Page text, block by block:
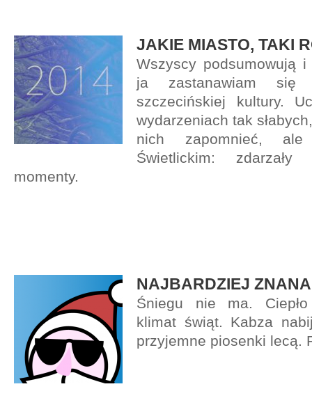
JAKIE MIASTO, TAKI
Wszyscy podsumowują
ja zastanawiam się
szczecińskiej kultury.
wydarzeniach tak
nich zapomnieć,
Świetlickim:
momenty.
NAJBARDZIEJ
Śniegu nie ma.
klimat świąt. Kabza
przyjemne piosenki lecą.